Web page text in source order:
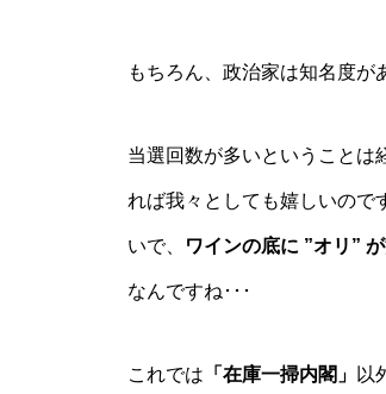
もちろん、政治家は知名度が
当選回数が多いということは
れば我々としても嬉しいので
いで、 ワインの底に ”オリ”
なんですね･･･
これでは 「在庫一掃内閣」 以